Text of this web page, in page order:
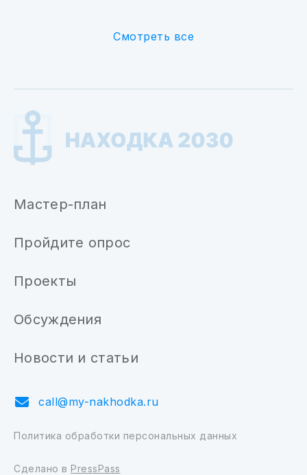
Смотреть все
Мастер-план
Пройдите опрос
Проекты
Обсуждения
Новости и статьи
call@my-nakhodka.ru
Политика обработки персональных данных
Сделано в PressPass